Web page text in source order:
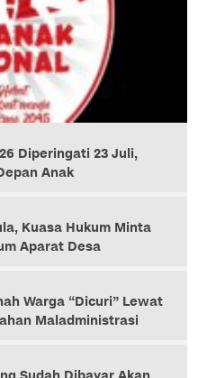
Diperingati 23 Juli,
Anak
Kuasa Hukum Minta
Aparat Desa
Warga “Dicuri” Lewat
Maladministrasi